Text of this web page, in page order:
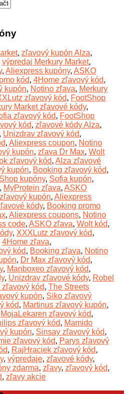
, zľavový kupón Alza,
výpredaj Merkury Market,
, Aliexpress kupóny, ASKO
kód, 4Home zľavový kód,
kupón, Notino zľava, Merkury
zľavový kód, FootShop
Market zľavové kódy,
zľavový kód, FootShop
kód, zľavové kódy Alza,
, Unizdrav zľavový kód,
, Aliexpress coupon, Notino
kupón, zľava Dr Max, Wolt
zľavový kód, Alza zľavové
kupón, Booking zľavový kód,
kupóny, Sofia kupón,
, MyProtein zľava, ASKO
kupón, Aliexpress
kódy, Booking promo
, Aliexpress coupons, Notino
code, ASKO zľava, Wolt kód,
, XXXLutz zľavový kód,
4Home zľava,
kód, Booking zľava, Notino
, Dr Max zľavový kód,
, Manboxeo zľavový kód,
, Unizdrav zľavové kódy, Robel
kód, The Streets
kupón, Siko zľavový
kód, Martinus zľavový kupón,
MojaLekaren zľavový kód,
zľavový kód, Mamido
kupón, Sinsay zľavový kód,
zľavový kód, Parys zľavový
, RajHraciek zľavový kód,
, výpredaje, zľavové kódy,
zdarma, zľavy, zľavový kód,
, zľavy akcie